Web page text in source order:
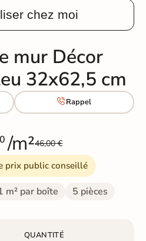
chez moi
mur Décor
32x62,5 cm
Rappel
/m²46,00 €
prix public conseillé
m² par boîte 5 pièces
QUANTITÉ